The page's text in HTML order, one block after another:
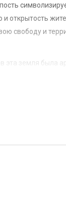
открытость
свободу и
эта земля была
к
или герба.
области был